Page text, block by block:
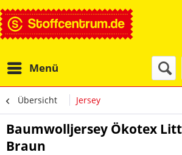
Menü
Übersicht Jersey
Baumwolljersey Ökotex
Braun